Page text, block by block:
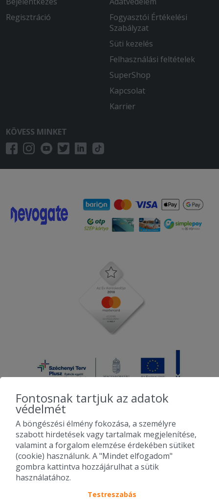
Regisztráció
Fogyasztói Értékelési
Szabályzat
Süti kezelés
Felhasználási feltételek
SuperShop
Kapcsolat
Karrier
KÖVESS MINKET
2010-2026 Copyright - Falatozz.hu - Diston-line Kft.
Pizza, gyros, hamburger, menük kedvező áron, egy helyen az összes
étterem ajánlata.
Fontosnak tartjuk az adatok
védelmét
A böngészési élmény fokozása, a személyre
szabott hirdetések vagy tartalmak megjelenítése,
valamint a forgalom elemzése érdekében sütiket
(cookie) használunk. A "Mindet elfogadom"
gombra kattintva hozzájárulhat a sütik
használatához.
Testreszabás